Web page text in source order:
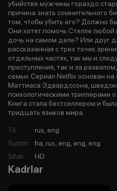
убийстве мужчины гораздо
причина знать сомнительного
том, чтобы убить его? Должно
Они хотят помочь Стелле
дочь на самом деле? Или друг
рассказанная с трех точек
отдельных частях, так мы и
преступления, так и за
семьи. Сериал Netflix основан
Маттиаса Эдвардссона,
психологическими триллерами
Книга стала бестселлером и
тридцать языков мира.
Til:
rus, eng
Subtitr:
fra, rus, eng, eng, eng
Sifati: HD
Kadrlar